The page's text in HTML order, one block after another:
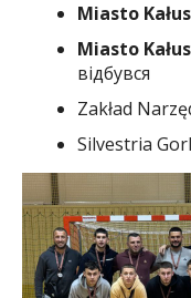
Miasto
Miasto
відбувся
Zakład
Silvestria